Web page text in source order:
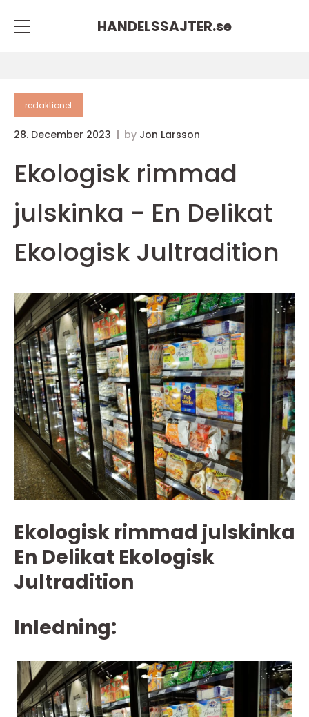
HANDELSSAJTER.se
redaktionel
28. December 2023 by Jon Larsson
Ekologisk rimmad
julskinka - En Delikat
Ekologisk Jultradition
Ekologisk rimmad julskinka
En Delikat Ekologisk
Jultradition
Inledning: